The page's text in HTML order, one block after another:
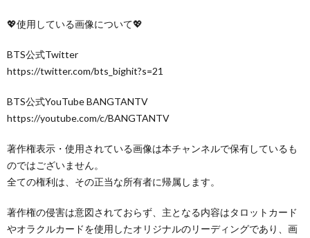
💖使用している画像について💖
BTS公式Twitter
https://twitter.com/bts_bighit?s=21
BTS公式YouTube BANGTANTV
https://youtube.com/c/BANGTANTV
著作権表示・使用されている画像は本チャンネルで保有しているも
のではございません。
全ての権利は、その正当な所有者に帰属します。
著作権の侵害は意図されておらず、主となる内容はタロットカード
やオラクルカードを使用したオリジナルのリーディングであり、画